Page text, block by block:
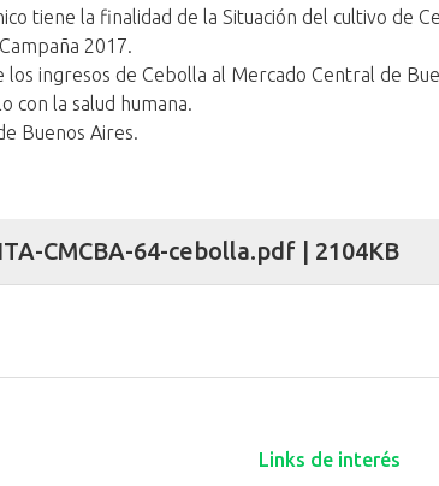
tiene la finalidad de la Situación del cultivo de
2017.
los ingresos de Cebolla al Mercado Central de
con la salud humana.
Buenos Aires.
CMCBA-64-cebolla.pdf | 2104KB
Links de interés